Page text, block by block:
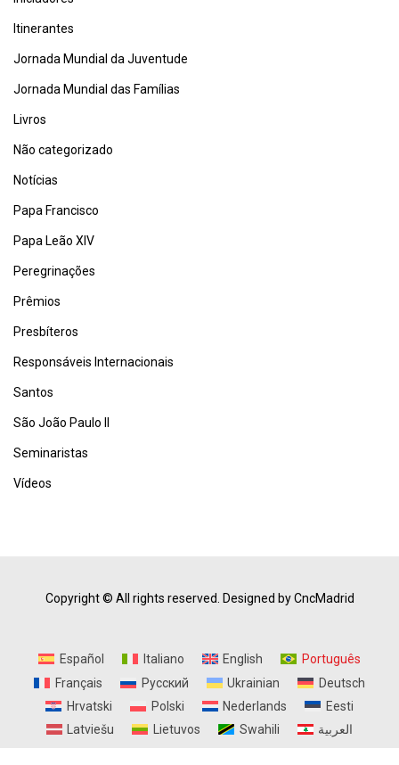
Itinerantes
Jornada Mundial da Juventude
Jornada Mundial das Famílias
Livros
Não categorizado
Notícias
Papa Francisco
Papa Leão XIV
Peregrinações
Prêmios
Presbíteros
Responsáveis Internacionais
Santos
São João Paulo II
Seminaristas
Vídeos
Copyright © All rights reserved. Designed by CncMadrid
Español Italiano English
Português
Français
Русский Ukrainian
Deutsch
Hrvatski
Polski Nederlands
Eesti
Latviešu
Lietuvos Swahili العربية